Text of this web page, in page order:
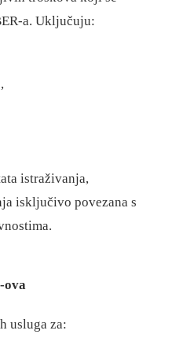
a. Uključuju:
istraživanja,
isključivo povezana s
ova
usluga za: